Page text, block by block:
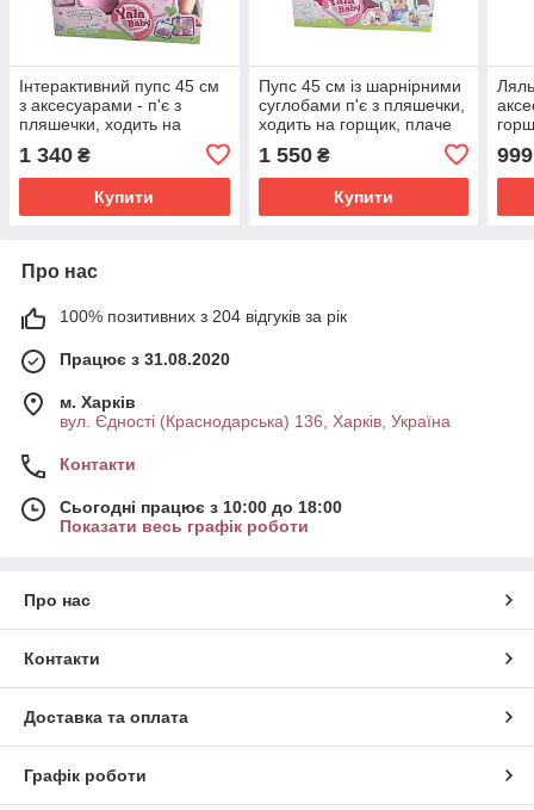
Інтерактивний пупс 45 см
з аксесуарами - п'є з
пляшечки, ходить на
плаче сльозами
1 340 ₴
Купити
Пупс 45 см із шарнірними
суглобами п'є з пляшечки,
ходить на горщик, плаче
1 550₴
Купити
999
Про нас
100% позитивних з 204 відгуків за рік
Працює з 31.08.2020
м. Харків
вул. Єдності (Краснодарська) 136, Харків, Україна
Контакти
Сьогодні працює з 10:00 до 18:00
Показати весь графік роботи
Про нас
Контакти
Доставка та оплата
Графік роботи